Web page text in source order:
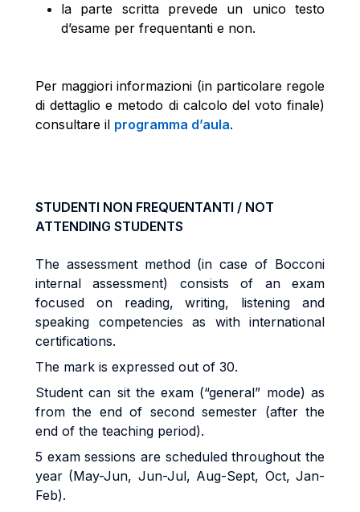
la parte scritta prevede un unico testo
d’esame per frequentanti e non.
Per maggiori informazioni (in particolare regole
di dettaglio e metodo di calcolo del voto finale)
consultare il programma d’aula.
STUDENTI NON FREQUENTANTI / NOT
ATTENDING STUDENTS
The assessment method (in case of Bocconi
internal assessment) consists of an exam
focused on reading, writing, listening and
speaking competencies as with international
certifications.
The mark is expressed out of 30.
Student can sit the exam (“general” mode) as
from the end of second semester (after the
end of the teaching period).
5 exam sessions are scheduled throughout the
year (May-Jun, Jun-Jul, Aug-Sept, Oct, Jan-
Feb).